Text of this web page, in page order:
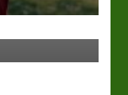
física de